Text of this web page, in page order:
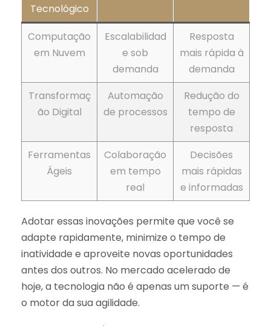
Tecnológico
Computação
em Nuvem
Escalabilidad
e sob
demanda
Resposta
mais rápida à
demanda
Transformaç
ão Digital
Automação
de processos
Redução do
tempo de
resposta
Ferramentas
Ágeis
Colaboração
em tempo
real
Decisões
mais rápidas
e informadas
Adotar essas inovações permite que você se
adapte rapidamente, minimize o tempo de
inatividade e aproveite novas oportunidades
antes dos outros. No mercado acelerado de
hoje, a tecnologia não é apenas um suporte — é
o motor da sua agilidade.